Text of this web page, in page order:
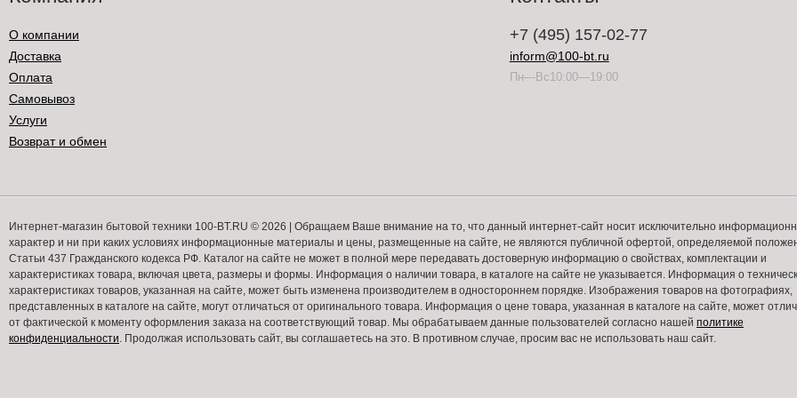
О компании
Доставка
Оплата
Самовывоз
Услуги
Возврат и обмен
+7 (495) 157-02-77
inform@100-bt.ru
Пн—Вс10:00—19:00
Интернет-магазин бытовой техники 100-BT.RU © 2026 | Обращаем Ваше внимание на то, что данный интернет-сайт носит исключительно
характер и ни при каких условиях информационные материалы и цены, размещенные на сайте, не являются публичной офертой, определяемой
Статьи 437 Гражданского кодекса РФ. Каталог на сайте не может в полной мере передавать достоверную информацию о свойствах, комплектации и
характеристиках товара, включая цвета, размеры и формы. Информация о наличии товара, в каталоге на сайте не указывается. Информация о
характеристиках товаров, указанная на сайте, может быть изменена производителем в одностороннем порядке. Изображения товаров на фотографиях,
представленных в каталоге на сайте, могут отличаться от оригинального товара. Информация о цене товара, указанная в каталоге на сайте, может
от фактической к моменту оформления заказа на соответствующий товар. Мы обрабатываем данные пользователей согласно нашей политике
конфиденциальности. Продолжая использовать сайт, вы соглашаетесь на это. В противном случае, просим вас не использовать наш сайт.